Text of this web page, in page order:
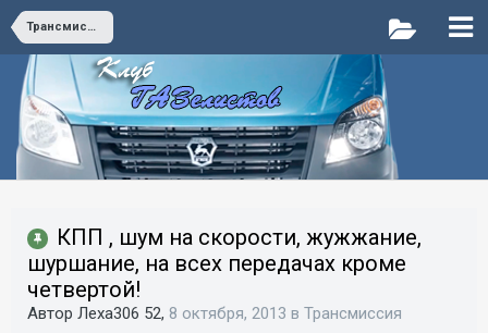
Трансмиссия
КПП , шум на скорости, жужжание,
шуршание, на всех передачах кроме
четвертой!
Автор Леха306 52, 8 октября, 2013 в Трансмиссия